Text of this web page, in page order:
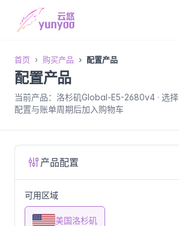
首页 购买产品 配置产品
配置产品
当前产品：洛杉矶Global-E5-2680v4 · 选择
配置与账单周期后加入购物车
产品配置
可用区域
美国洛杉矶